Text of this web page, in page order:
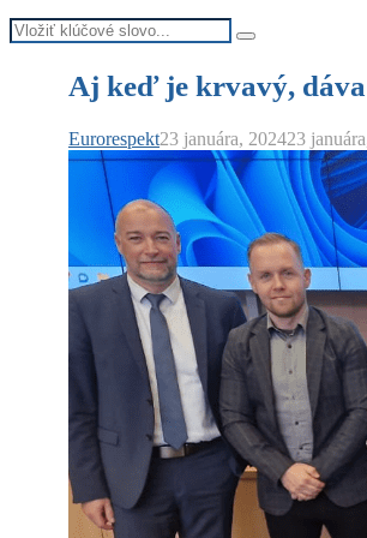
Search
for:
Search
Aj keď je krvavý,
Eurorespekt23 januára, 202423